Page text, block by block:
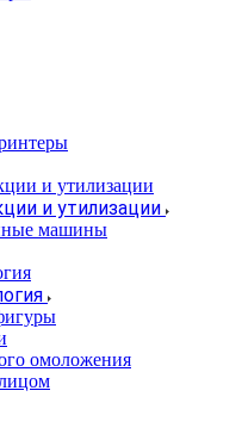
и утилизации
машины
омоложения